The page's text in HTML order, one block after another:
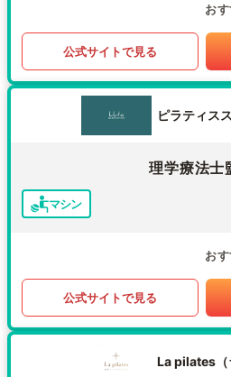
お
公式サイトで見る
ピラティス
理学療法士
マシン
お
公式サイトで見る
La pilates（